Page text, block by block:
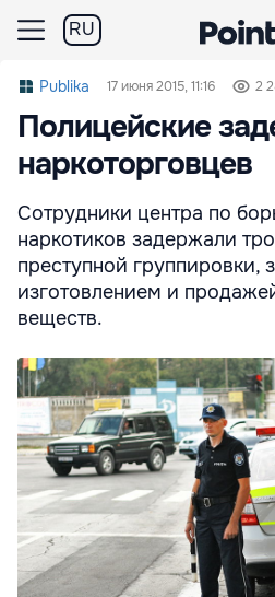
RU
Publika 17 июня 2015, 11:16 2
Полицейские
наркоторговцев
Сотрудники центра по
наркотиков задержали
преступной группировки,
изготовлением и
веществ.